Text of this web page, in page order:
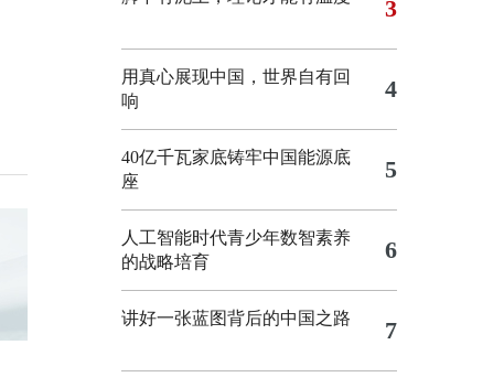
3
用真心展现中国，世界自有回
响
4
40亿千瓦家底铸牢中国能源底
座
5
人工智能时代青少年数智素养
的战略培育
6
讲好一张蓝图背后的中国之路 7